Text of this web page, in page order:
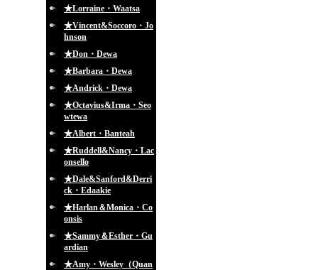
★Lorraine・Waatsa
★Vincent&Soccoro・Jo
hnson
★Don・Dewa
★Barbara・Dewa
★Andrick・Dewa
★Octavius&Irma・Seo
wtewa
★Albert・Banteah
★Ruddell&Nancy・Lac
onsello
★Dale&Sanford&Derri
ck・Edaakie
★Harlan＆Monica・Co
onsis
★Sammy＆Esther・Gu
ardian
★Amy・Wesley（Quan